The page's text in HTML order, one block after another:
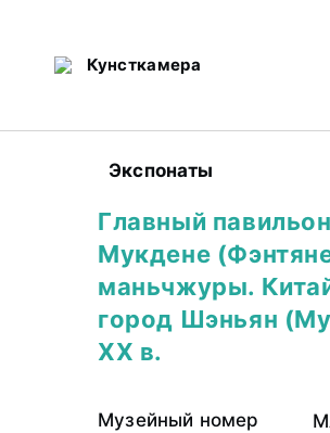
Кунсткамера
Экспонаты
Главный
Мукдене
маньчжуры.
город Шэньян
ХХ в.
Музейный номер